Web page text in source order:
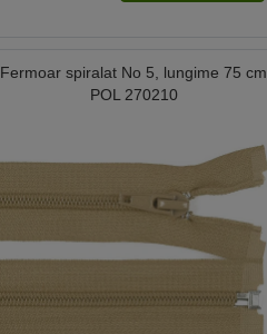
Fermoar spiralat No 5, lungime 75 cm
POL 270210